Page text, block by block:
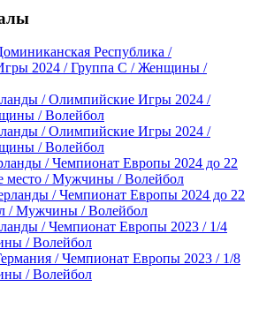
Республика /
2024 / Группа C / Женщины /
/ Олимпийские Игры 2024 /
/ Волейбол
/ Олимпийские Игры 2024 /
/ Волейбол
/ Чемпионат Европы 2024 до 22
место / Мужчины / Волейбол
/ Чемпионат Европы 2024 до 22
/ Мужчины / Волейбол
/ Чемпионат Европы 2023 / 1/4
/ Волейбол
/ Чемпионат Европы 2023 / 1/8
/ Волейбол